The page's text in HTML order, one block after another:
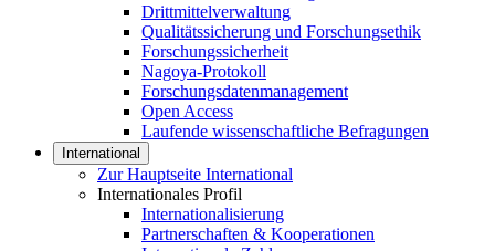
Drittmittelverwaltung
Qualitätssicherung und Forschungsethik
Forschungssicherheit
Nagoya-Protokoll
Forschungsdatenmanagement
Open Access
Laufende wissenschaftliche Befragungen
International
Zur Hauptseite International
Internationales Profil
Internationalisierung
Partnerschaften & Kooperationen